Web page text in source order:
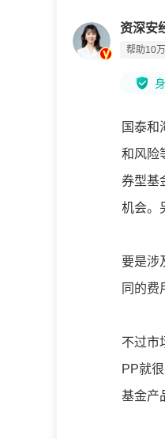
资深安
帮助10
国泰和
和风险
券型基
机会。
要是涉
同的费
不过市
PP就
基金产